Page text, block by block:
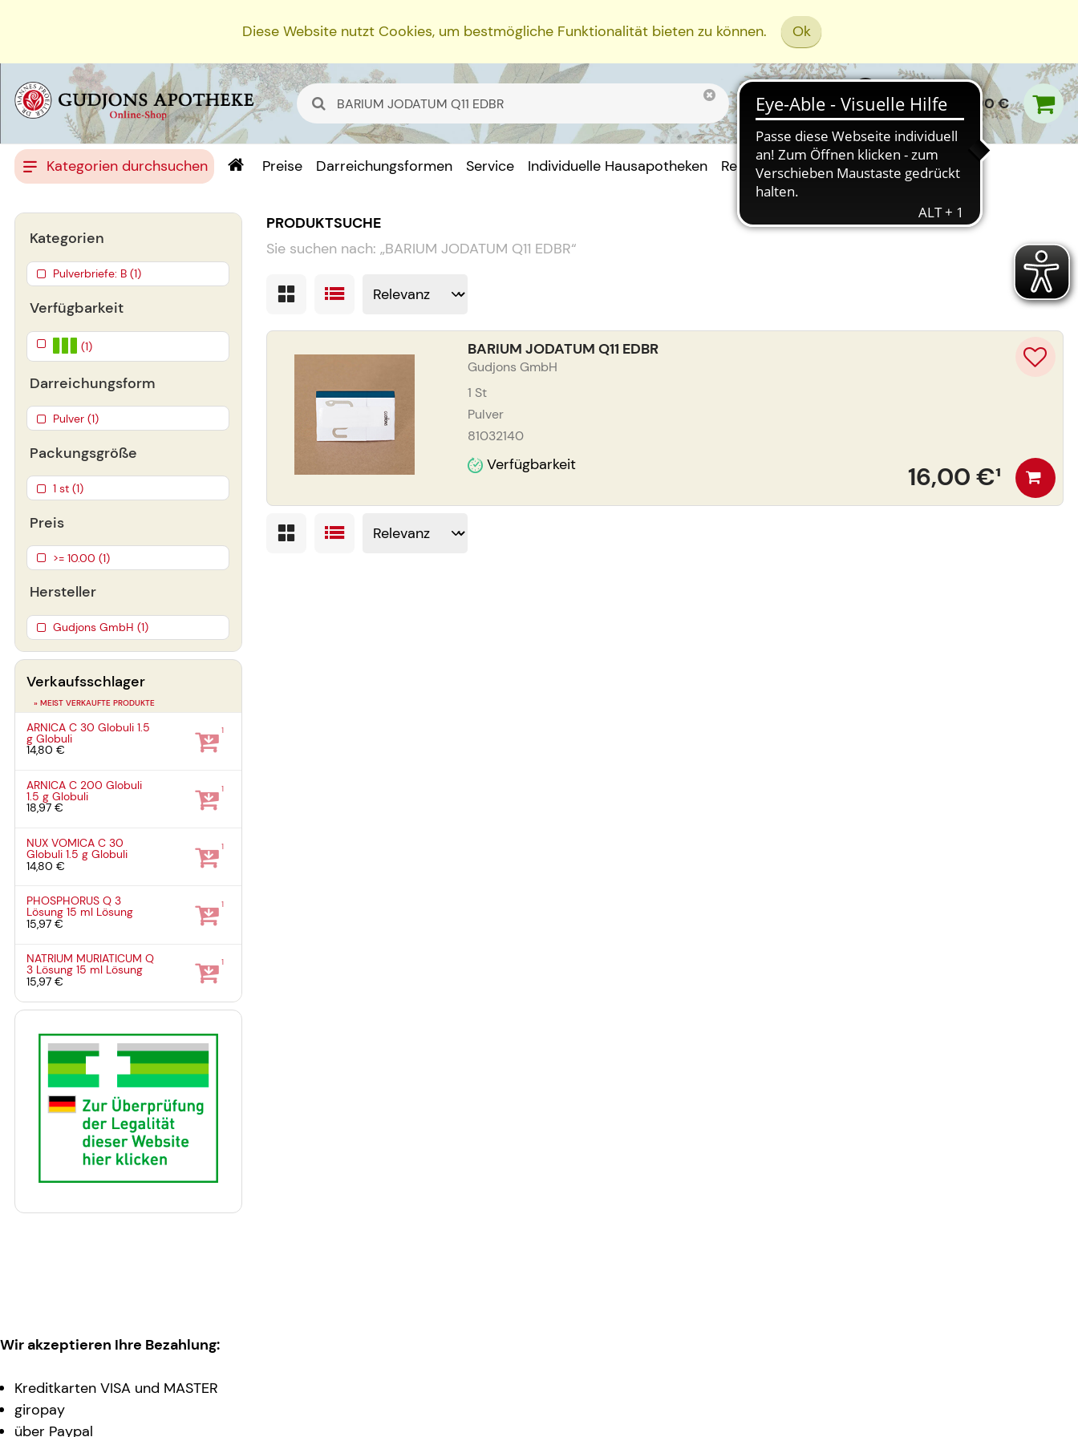
Diese Website nutzt Cookies, um bestmögliche Funktionalität bieten zu können. Ok
0,00 €
Kategorien durchsuchen Preise Darreichungsformen Service Individuelle Hausapotheken Rezept Einreichen
PRODUKTSUCHE
Sie suchen nach: „BARIUM JODATUM Q11 EDBR“
BARIUM JODATUM Q11 EDBR
Gudjons GmbH
1 St
Pulver
81032140
Verfügbarkeit 16,00 €¹
Verfügbarkeit
(1)
Darreichungsform
Pulver (1)
Packungsgröße
1 st (1)
Preis
>= 10.00 (1)
Hersteller
Gudjons GmbH (1)
Kategorien
Pulverbriefe: B (1)
Verkaufsschlager
» MEIST VERKAUFTE PRODUKTE
ARNICA C 30 Globuli1.5
gGlobuli
14,80 €
1
ARNICA C 200 Globuli
1.5 gGlobuli
18,97 €
1
NUX VOMICA C 30
Globuli1.5 gGlobuli
14,80 €
1
PHOSPHORUS Q 3
Lösung15 ml Lösung
15,97 €
1
NATRIUM MURIATICUM Q
3 Lösung15 ml Lösung
15,97 €
1
Wir akzeptieren Ihre Bezahlung:
Kreditkarten VISA und MASTER
giropay
über Paypal